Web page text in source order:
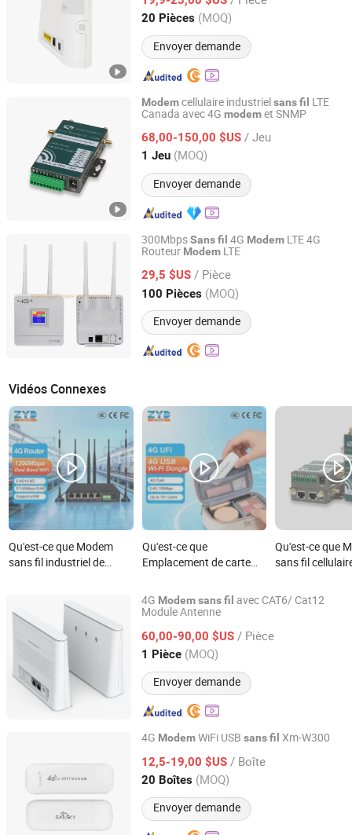
20 Pièces (MOQ)
Envoyer demande
Guangdong, China Depuis 2025
Modemcellulaire industrielsansfil LTE
Canada avec 4G modemet SNMP
68,00-150,00 $US / Jeu
1 Jeu (MOQ)
Envoyer demande
Shenzhen E-Lins Communication Co., Limited
Guangdong, China Depuis 2008
300MbpsSansfil 4G Modem LTE 4G
Routeur Modem LTE
29,5 $US / Pièce
100 Pièces (MOQ)
Envoyer demande
Hongking Communication Technology Shenzhen Co.,
Limited
Guangdong, China Depuis 2010
Vidéos Connexes
Qu'est-ce que Modem
sans fil industriel de
feu VPN à double bande
personnalisable
1200Mbps réseau 4G
port série RS232/485
Qu'est-ce que
Emplacement de carte
modem WiFi USB sans fil
Ufi déverrouillé
Qu'est-ce que
sans fil
industriel
WiFi 5G
4G Modemsansfil avec CAT6/ Cat12
Module Antenne
60,00-90,00 $US / Pièce
1 Pièce (MOQ)
Envoyer demande
Shenzhen Ex-link Technology Co., Ltd.
Guangdong, China Depuis 2017
4G ModemWiFi USB sansfil Xm-W300
12,5-19,00 $US / Boîte
20 Boîtes (MOQ)
Envoyer demande
Shenzhen Shuotian Information Technology Co., Ltd.
Guangdong, China Depuis 2025